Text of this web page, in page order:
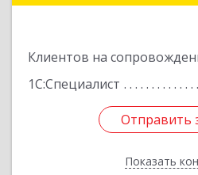
Клиентов на
1С:Специалист
Отправить
Показать
Отправить
Назад